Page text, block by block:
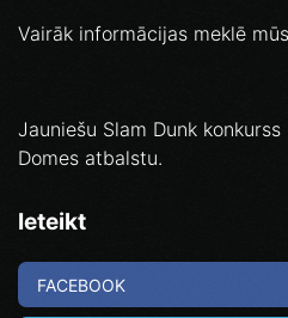
Vairāk informācijas meklē
Jauniešu Slam Dunk
Domes atbalstu.
Ieteikt
FACEBOOK